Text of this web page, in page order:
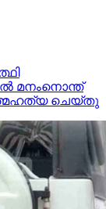
മനംനൊന്ത്
ചെയ്തു